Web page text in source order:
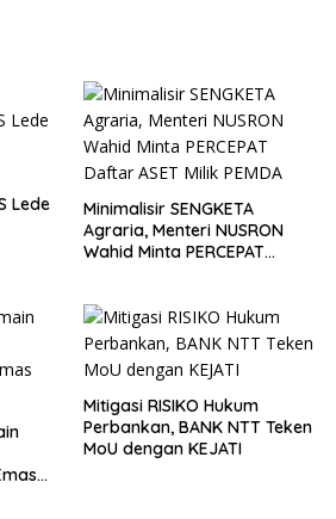
Lede
Minimalisir SENGKETA
Agraria, Menteri NUSRON
Wahid Minta PERCEPAT
Mitigasi RISIKO Hukum
Perbankan, BANK NTT Teken
MoU dengan KEJATI